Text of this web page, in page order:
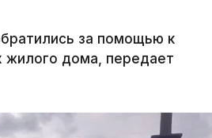
за помощью к
жилого дома, передает